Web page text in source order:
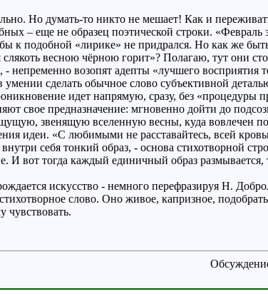
Но думать-то никто не мешает! Как и
– еще не образец поэтической строки.
к подобной «лирике» не придрался. Но как же
весною чёрною горит»? Полагаю, тут они
непременно возопят адепты «лучшего
сделать обычное слово субъективной
идет напрямую, сразу, без «процедуры
свое предназначение: мгновенно дойти до
звенящую вселенную весны, куда вовлечен
идеи. «С любимыми не расставайтесь, всей
себя тонкий образ, - основа стихотворной
И вот тогда каждый единичный образ
искусство - немного перефразируя Н.
слово. Оно живое, капризное,
чувствовать.